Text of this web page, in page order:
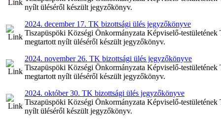
nyílt üléséről készült jegyzőkönyv.
2024. december 17. TK bizottsági ülés jegyzőkönyve
Tiszapüspöki Községi Önkormányzata Képviselő-
megtartott nyílt üléséről készült jegyzőkönyv.
2024. november 26. TK bizottsági ülés jegyzőkönyve
Tiszapüspöki Községi Önkormányzata Képviselő-
megtartott nyílt üléséről készült jegyzőkönyv.
2024. október 30. TK bizottsági ülés jegyzőkönyve
Tiszapüspöki Községi Önkormányzata Képviselő-
nyílt üléséről készült jegyzőkönyv.